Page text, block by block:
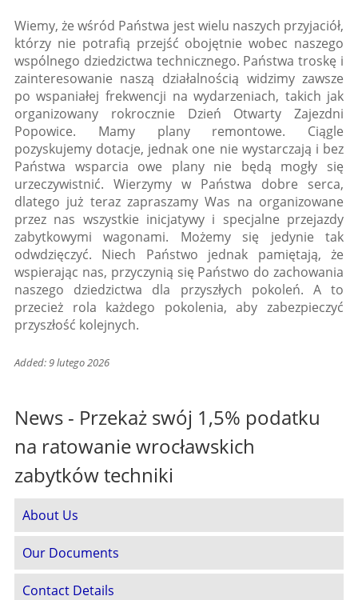
Wiemy, że wśród Państwa jest wielu naszych przyjaciół,
którzy nie potrafią przejść obojętnie wobec naszego
wspólnego dziedzictwa technicznego. Państwa troskę i
zainteresowanie naszą działalnością widzimy zawsze
po wspaniałej frekwencji na wydarzeniach, takich jak
organizowany rokrocznie Dzień Otwarty Zajezdni
Popowice. Mamy plany remontowe. Ciągle
pozyskujemy dotacje, jednak one nie wystarczają i bez
Państwa wsparcia owe plany nie będą mogły się
urzeczywistnić. Wierzymy w Państwa dobre serca,
dlatego już teraz zapraszamy Was na organizowane
przez nas wszystkie inicjatywy i specjalne przejazdy
zabytkowymi wagonami. Możemy się jedynie tak
odwdzięczyć. Niech Państwo jednak pamiętają, że
wspierając nas, przyczynią się Państwo do zachowania
naszego dziedzictwa dla przyszłych pokoleń. A to
przecież rola każdego pokolenia, aby zabezpieczyć
przyszłość kolejnych.
Added: 9 lutego 2026
News - Przekaż swój 1,5% podatku
na ratowanie wrocławskich
zabytków techniki
About Us
Our Documents
Contact Details